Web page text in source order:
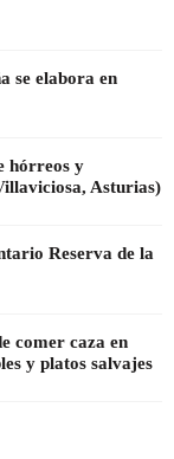
se elabora en
hórreos y
Asturias)
Reserva de la
comer caza en
y platos salvajes